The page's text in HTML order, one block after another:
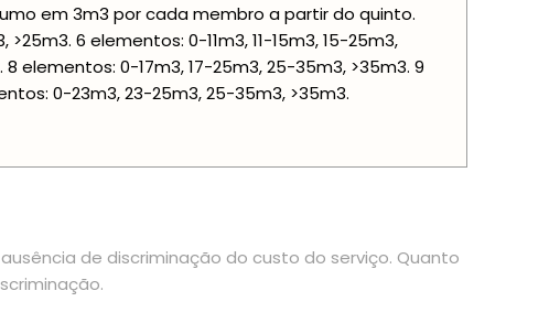
em 3m3 por cada membro a partir do quinto.
6 elementos: 0-11m3, 11-15m3, 15-25m3,
elementos: 0-17m3, 17-25m3, 25-35m3, >35m3. 9
0-23m3, 23-25m3, 25-35m3, >35m3.
de discriminação do custo do serviço. Quanto